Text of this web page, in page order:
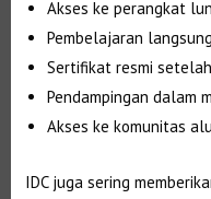
Akses ke perangkat
Pembelajaran
Sertifikat resmi
Pendampingan dalam
Akses ke komunitas
IDC juga sering